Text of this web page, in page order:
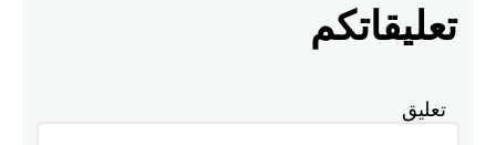
تعليقاتكم
تعليق